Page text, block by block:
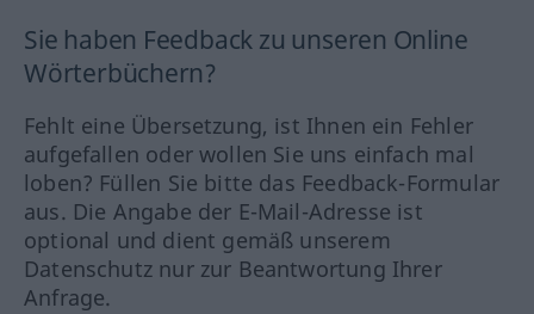
Sie haben Feedback zu unseren Online
Wörterbüchern?
Fehlt eine Übersetzung, ist Ihnen ein Fehler
aufgefallen oder wollen Sie uns einfach mal
loben? Füllen Sie bitte das Feedback-Formular
aus. Die Angabe der E-Mail-Adresse ist
optional und dient gemäß unserem
Datenschutz nur zur Beantwortung Ihrer
Anfrage.